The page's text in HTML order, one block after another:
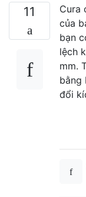
11
Cura
của
bạn
lệch
mm.
bằng
đổi